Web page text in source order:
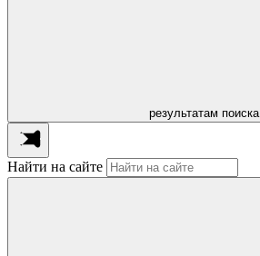
результатам поиска
Найти на сайте